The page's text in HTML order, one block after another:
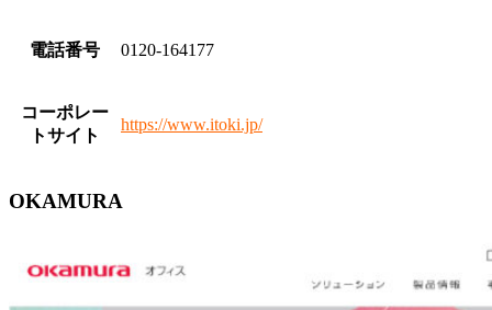
電話番号 0120-164177
コーポレー
トサイト
https://www.itoki.jp/
OKAMURA